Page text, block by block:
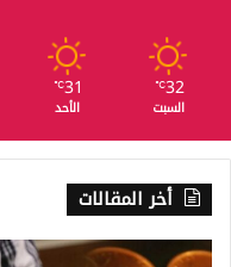
32
℃
السبت
31
℃
الأحد
أخر المقالات